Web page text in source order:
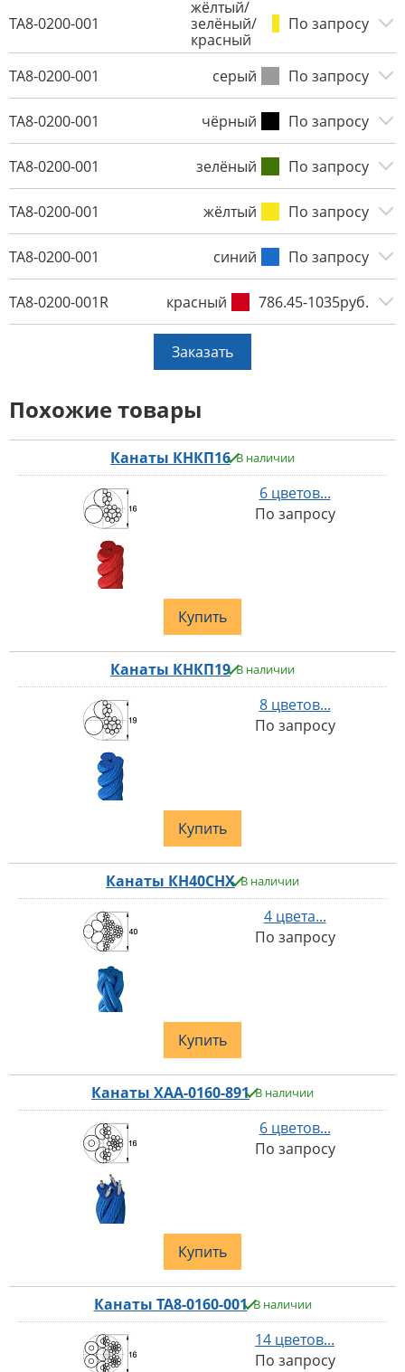
TA8-0200-001
жёлтый/
зелёный/
красный
По запросу
TA8-0200-001 серый По запросу
TA8-0200-001 чёрный По запросу
TA8-0200-001 зелёный По запросу
TA8-0200-001 жёлтый По запросу
TA8-0200-001 синий По запросу
TA8-0200-001R красный 786.45-1035руб.
Заказать
Похожие товары
Канаты КНКП16 В наличии
6 цветов...
По запросу
Купить
Канаты КНКП19 В наличии
8 цветов...
По запросу
Купить
Канаты КН40СНХ В наличии
4 цвета...
По запросу
Купить
Канаты XAA-0160-891 В наличии
6 цветов...
По запросу
Купить
Канаты TA8-0160-001 В наличии
14 цветов...
По запросу